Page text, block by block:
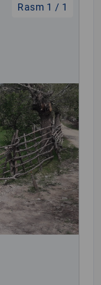
Rasm 1 / 1